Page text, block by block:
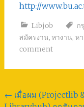
http://
Libjob ก
สมัครงาน, หางาน, ห
comment
Post
← เมื่อผม (Projectlib